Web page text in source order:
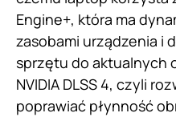
Engine+, która ma
zasobami urządzenia i
sprzętu do aktualnych
NVIDIA DLSS 4, czyli
poprawiać płynność